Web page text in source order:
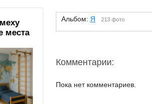
Альбом: Я 213 фото
Комментарии:
Пока нет комментариев.
места